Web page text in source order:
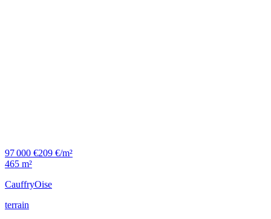
97 000 €209 €/m²
465 m²
CauffryOise
terrain